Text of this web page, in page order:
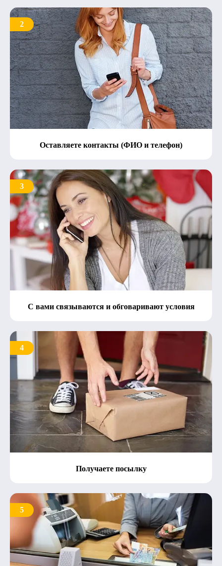
2
Оставляете контакты (ФИО и телефон)
3
С вами связываются и обговаривают условия
4
Получаете посылку
5